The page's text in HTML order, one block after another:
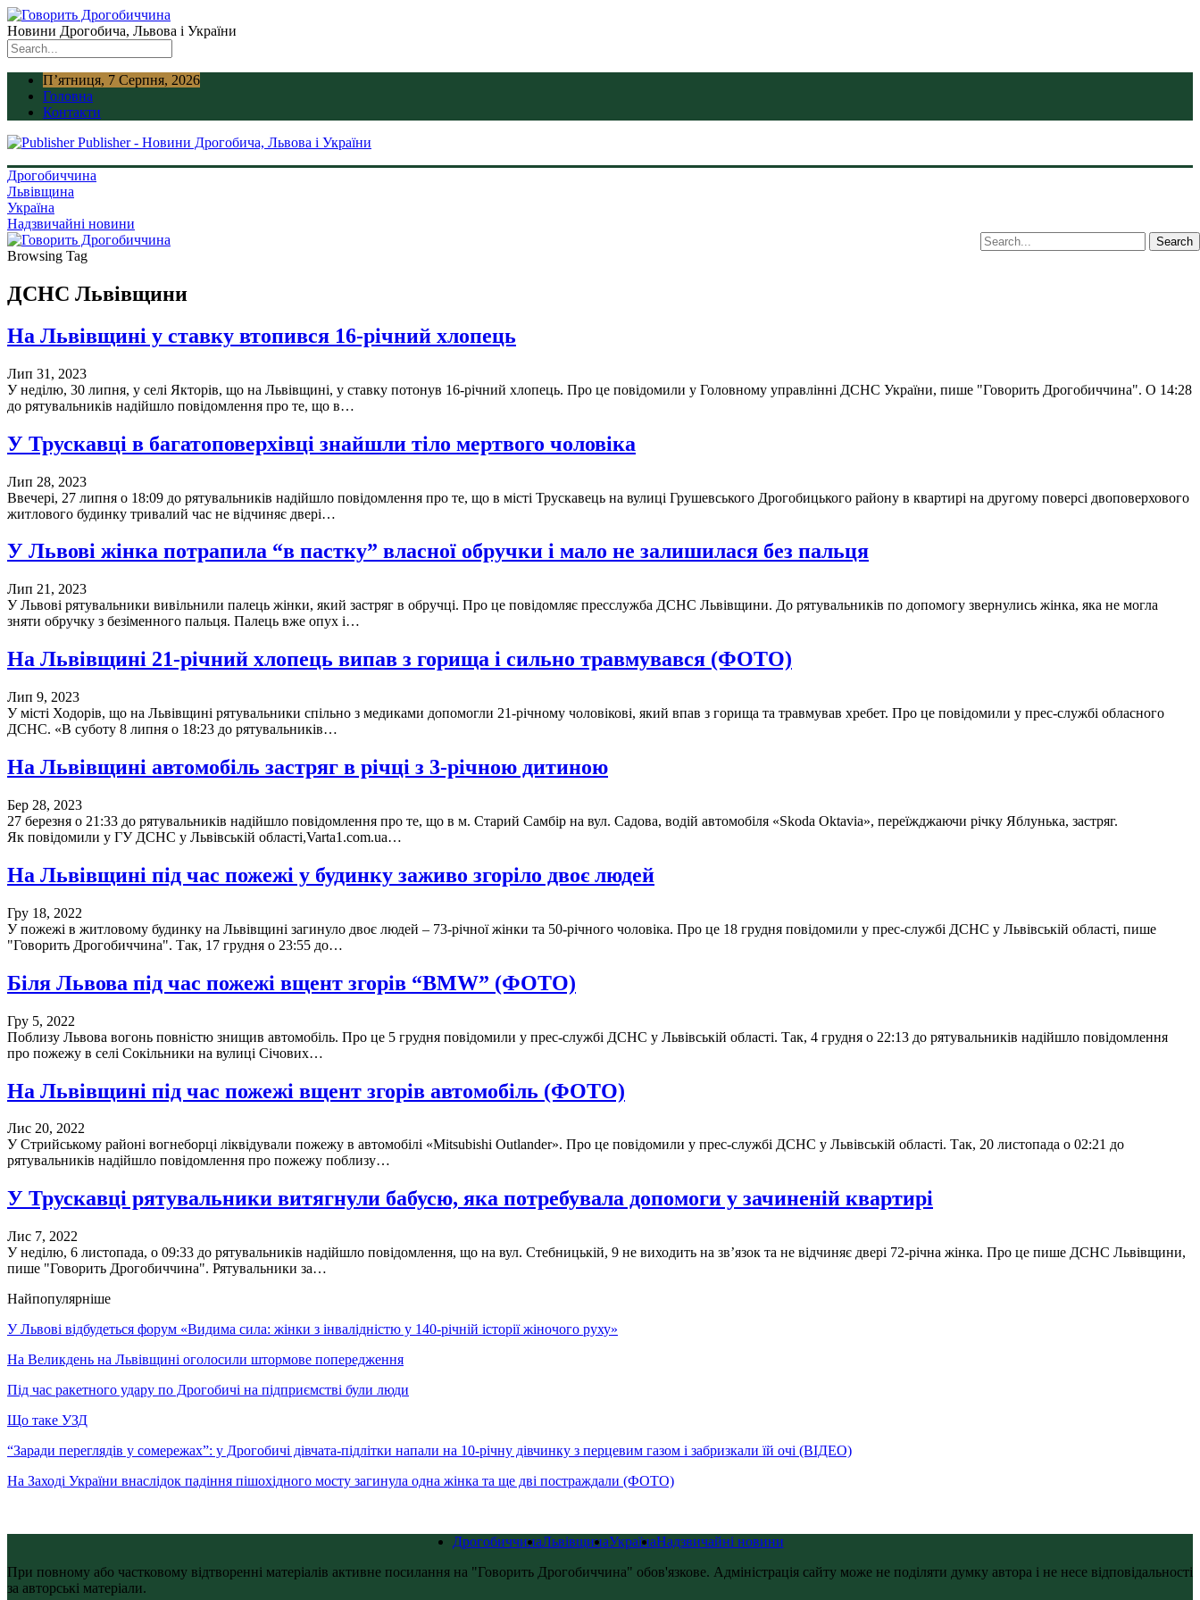
Новини Дрогобича, Львова і України
П’ятниця, 7 Серпня, 2026
Головна
Контакти
Publisher - Новини Дрогобича, Львова і України
Дрогобиччина
Львівщина
Україна
Надзвичайні новини
Browsing Tag
ДСНС Львівщини
На Львівщині у ставку втопився 16-річний хлопець
Лип 31, 2023
У неділю, 30 липня, у селі Якторів, що на Львівщині, у ставку потонув 16-річний хлопець. Про це повідомили у Головному управлінні ДСНС України, пише "Говорить Дрогобиччина". О 14:28
до рятувальників надійшло повідомлення про те, що в…
У Трускавці в багатоповерхівці знайшли тіло мертвого чоловіка
Лип 28, 2023
Ввечері, 27 липня о 18:09 до рятувальників надійшло повідомлення про те, що в місті Трускавець на вулиці Грушевського Дрогобицького району в квартирі на другому поверсі двоповерхового
житлового будинку тривалий час не відчиняє двері…
У Львові жінка потрапила “в пастку” власної обручки і мало не залишилася без пальця
Лип 21, 2023
У Львові рятувальники вивільнили палець жінки, який застряг в обручці. Про це повідомляє пресслужба ДСНС Львівщини. До рятувальників по допомогу звернулись жінка, яка не могла
зняти обручку з безіменного пальця. Палець вже опух і…
На Львівщині 21-річний хлопець випав з горища і сильно травмувався (ФОТО)
Лип 9, 2023
У місті Ходорів, що на Львівщині рятувальники спільно з медиками допомогли 21-річному чоловікові, який впав з горища та травмував хребет. Про це повідомили у прес-службі обласного
ДСНС. «В суботу 8 липня о 18:23 до рятувальників…
На Львівщині автомобіль застряг в річці з 3-річною дитиною
Бер 28, 2023
27 березня о 21:33 до рятувальників надійшло повідомлення про те, що в м. Старий Самбір на вул. Садова, водій автомобіля «Skoda Oktavia», переїжджаючи річку Яблунька, застряг.
Як повідомили у ГУ ДСНС у Львівській області,Varta1.com.ua…
На Львівщині під час пожежі у будинку заживо згоріло двоє людей
Гру 18, 2022
У пожежі в житловому будинку на Львівщині загинуло двоє людей – 73-річної жінки та 50-річного чоловіка. Про це 18 грудня повідомили у прес-службі ДСНС у Львівській області, пише
"Говорить Дрогобиччина". Так, 17 грудня о 23:55 до…
Біля Львова під час пожежі вщент згорів “BMW” (ФОТО)
Гру 5, 2022
Поблизу Львова вогонь повністю знищив автомобіль. Про це 5 грудня повідомили у прес-службі ДСНС у Львівській області. Так, 4 грудня о 22:13 до рятувальників надійшло повідомлення
про пожежу в селі Сокільники на вулиці Січових…
На Львівщині під час пожежі вщент згорів автомобіль (ФОТО)
Лис 20, 2022
У Стрийському районі вогнеборці ліквідували пожежу в автомобілі «Mitsubishi Outlander». Про це повідомили у прес-службі ДСНС у Львівській області. Так, 20 листопада о 02:21 до
рятувальників надійшло повідомлення про пожежу поблизу…
У Трускавці рятувальники витягнули бабусю, яка потребувала допомоги у зачиненій квартирі
Лис 7, 2022
У неділю, 6 листопада, о 09:33 до рятувальників надійшло повідомлення, що на вул. Стебницькій, 9 не виходить на зв’язок та не відчиняє двері 72-річна жінка. Про це пише ДСНС Львівщини,
пише "Говорить Дрогобиччина". Рятувальники за…
Найпопулярніше
У Львові відбудеться форум «Видима сила: жінки з інвалідністю у 140-річній історії жіночого руху»
На Великдень на Львівщині оголосили штормове попередження
Під час ракетного удару по Дрогобичі на підприємстві були люди
Що таке УЗД
“Заради переглядів у сомережах”: у Дрогобичі дівчата-підлітки напали на 10-річну дівчинку з перцевим газом і забризкали їй очі (ВІДЕО)
На Заході України внаслідок падіння пішохідного мосту загинула одна жінка та ще дві постраждали (ФОТО)
ДрогобиччинаЛьвівщинаУкраїнаНадзвичайні новини
При повному або частковому відтворенні матеріалів активне посилання на "Говорить Дрогобиччина" обов'язкове. Адміністрація сайту може не поділяти думку автора і не несе відповідальності
за авторські матеріали.